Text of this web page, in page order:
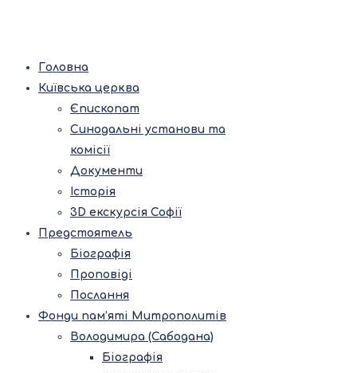
Головна
Київська церква
Єпископат
Синодальні установи та
комісії
Документи
Історія
3D екскурсія Софії
Предстоятель
Біографія
Проповіді
Послання
Фонди пам’яті Митрополитів
Володимира (Сабодана)
Біографія